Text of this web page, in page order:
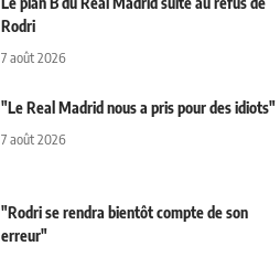
Rodri
7 août 2026
"Le Real Madrid nous a pris pour des idiots"
7 août 2026
"Rodri se rendra bientôt compte de son
erreur"